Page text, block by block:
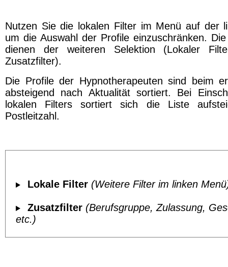
Nutzen Sie die lokalen Filter im Menü auf der
um die Auswahl der Profile einzuschränken.
dienen der weiteren Selektion (Lokaler
Zusatzfilter).
Die Profile der Hypnotherapeuten sind beim
absteigend nach Aktualität sortiert. Bei
lokalen Filters sortiert sich die Liste
Postleitzahl.
Lokale Filter (Weitere Filter im linken
Zusatzfilter (Berufsgruppe, Zulassung,
etc.)